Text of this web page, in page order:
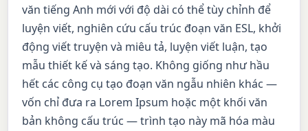
văn tiếng Anh mới với độ dài có thể tùy chỉnh để
luyện viết, nghiên cứu cấu trúc đoạn văn ESL, khởi
động viết truyện và miêu tả, luyện viết luận, tạo
mẫu thiết kế và sáng tạo. Không giống như hầu
hết các công cụ tạo đoạn văn ngẫu nhiên khác —
vốn chỉ đưa ra Lorem Ipsum hoặc một khối văn
bản không cấu trúc — trình tạo này mã hóa màu